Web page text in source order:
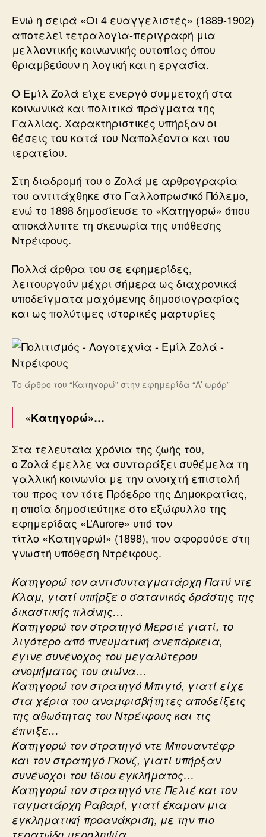
Ενώ η σειρά «Οι 4 ευαγγελιστές» (1889-1902)
αποτελεί τετραλογία-περιγραφή μια
μελλοντικής κοινωνικής ουτοπίας όπου
θριαμβεύουν η λογική και η εργασία.
Ο Εμίλ Ζολά είχε ενεργό συμμετοχή στα
κοινωνικά και πολιτικά πράγματα της
Γαλλίας. Χαρακτηριστικές υπήρξαν οι
θέσεις του κατά του Ναπολέοντα και του
ιερατείου.
Στη διαδρομή του ο Ζολά με αρθρογραφία
του αντιτάχθηκε στο Γαλλοπρωσικό Πόλεμο,
ενώ το 1898 δημοσίευσε το «Κατηγορώ» όπου
αποκάλυπτε τη σκευωρία της υπόθεσης
Ντρέιφους.
Πολλά άρθρα του σε εφημερίδες,
λειτουργούν μέχρι σήμερα ως διαχρονικά
υποδείγματα μαχόμενης δημοσιογραφίας
και ως πολύτιμες ιστορικές μαρτυρίες
Το άρθρο του “Κατηγορώ” στην εφημερίδα “Λ’ ωρόρ”
«Κατηγορώ»…
Στα τελευταία χρόνια της ζωής του,
ο Ζολά έμελλε να συνταράξει συθέμελα τη
γαλλική κοινωνία με την ανοιχτή επιστολή
του προς τον τότε Πρόεδρο της Δημοκρατίας,
η οποία δημοσιεύτηκε στο εξώφυλλο της
εφημερίδας «L’Aurore» υπό τον
τίτλο «Κατηγορώ!» (1898), που αφορούσε στη
γνωστή υπόθεση Ντρέιφους.
Κατηγορώ τον αντισυνταγματάρχη Πατύ ντε
Κλαμ, γιατί υπήρξε ο σατανικός δράστης της
δικαστικής πλάνης…
Κατηγορώ τον στρατηγό Μερσιέ γιατί, το
λιγότερο από πνευματική ανεπάρκεια,
έγινε συνένοχος του μεγαλύτερου
ανομήματος του αιώνα…
Κατηγορώ τον στρατηγό Μπιγιό, γιατί είχε
στα χέρια του αναμφισβήτητες αποδείξεις
της αθωότητας του Ντρέιφους και τις
έπνιξε…
Κατηγορώ τον στρατηγό ντε Μπουαντέφρ
και τον στρατηγό Γκονζ, γιατί υπήρξαν
συνένοχοι του ίδιου εγκλήματος…
Κατηγορώ τον στρατηγό ντε Πελιέ και τον
ταγματάρχη Ραβαρί, γιατί έκαμαν μια
εγκληματική προανάκριση, με την πιο
τερατώδη μεροληψία…